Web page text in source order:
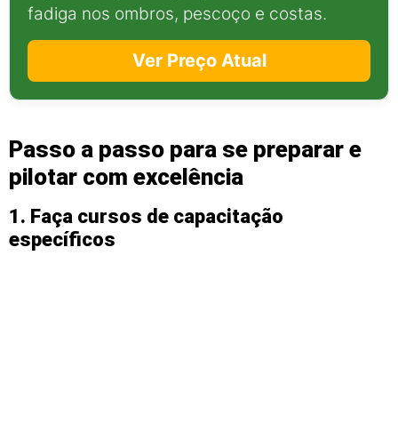
fadiga nos ombros, pescoço e costas.
Ver Preço Atual
Passo a passo para se preparar e
pilotar com excelência
1. Faça cursos de capacitação
específicos